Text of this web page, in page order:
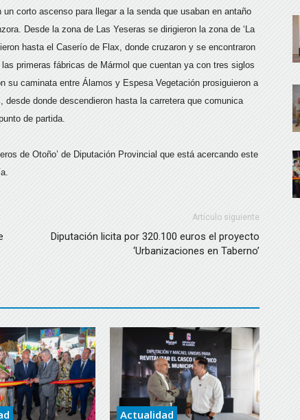
corto ascenso para llegar a la senda que usaban en antaño
Desde la zona de Las Yeseras se dirigieron la zona de ‘La
hasta el Caserío de Flax, donde cruzaron y se encontraron
primeras fábricas de Mármol que cuentan ya con tres siglos
su caminata entre Álamos y Espesa Vegetación prosiguieron a
donde descendieron hasta la carretera que comunica
de partida.
de Otoño’ de Diputación Provincial que está acercando este
Artículo siguiente
Diputación licita por 320.100 euros el proyecto
‘Urbanizaciones en Taberno’
Actualidad